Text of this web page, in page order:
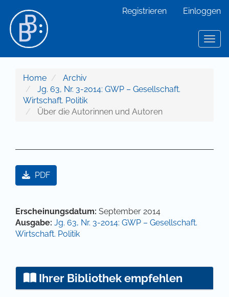
Hauptinhalt
Sidebar
Registrieren Einloggen
Home
Archiv
Jg. 63, Nr. 3-2014: GWP – Gesellschaft.
Wirtschaft. Politik
Über die Autorinnen und Autoren
Artikel-Sidebar
PDF
Hauptsächlicher Artikelinhalt
Artikel-Details
Erscheinungsdatum: September 2014
Ausgabe: Jg. 63, Nr. 3-2014: GWP – Gesellschaft.
Wirtschaft. Politik
Ihrer Bibliothek empfehlen